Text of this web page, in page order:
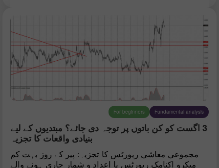
Fundamental analysis
For beginners
3 اگست کو کن باتوں پر توجہ دی جائے؟ مبتدیوں کے لیے
بنیادی واقعات کا تجزیہ
مجموعی معاشی رپورٹس کا تجزیہ: پیر کے روز بہت کم
میکرو اکنامک رپورٹس یا اعداد و شمار جاری ہونے والے